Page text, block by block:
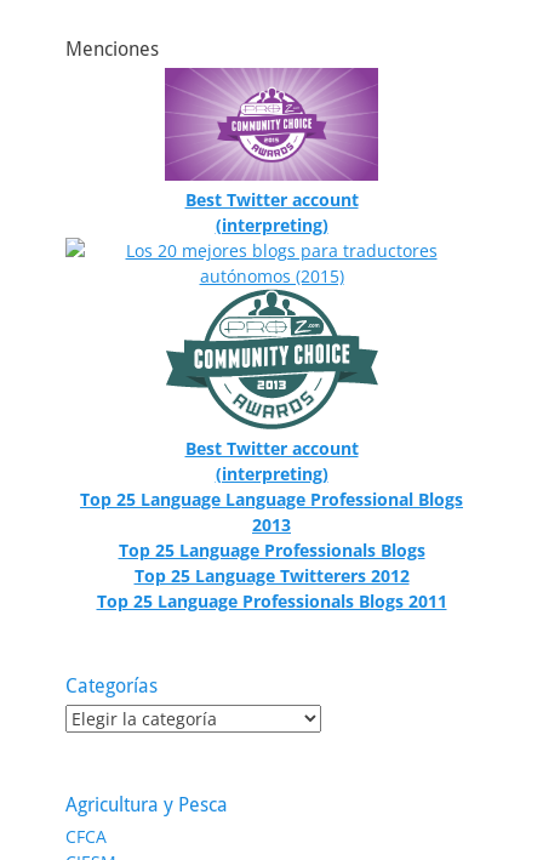
Menciones
Best Twitter account
(interpreting)
Best Twitter account
(interpreting)
Top 25 Language Language Professional Blogs
2013
Top 25 Language Professionals Blogs
Top 25 Language Twitterers 2012
Top 25 Language Professionals Blogs 2011
Categorías
Categorías
Agricultura y Pesca
CFCA